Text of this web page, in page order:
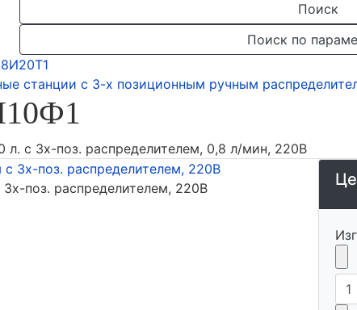
Поиск
Поиск по
станции с 3-х позиционным ручным
л. с 3х-поз. распределителем, 0,8 л/мин, 220В
поз. распределителем, 220В